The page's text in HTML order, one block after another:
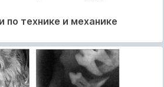
по технике и механике